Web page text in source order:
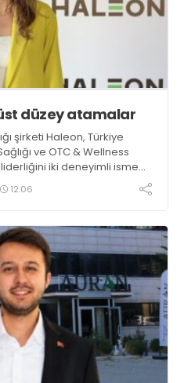
düzey atamalar
şirketi Haleon, Türkiye
ve OTC & Wellness
iki deneyimli isme
Liderliğine Işıl
& Wellness Kategorisi
12:06